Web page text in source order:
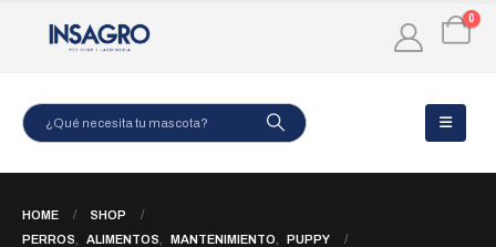
0
HOME
SHOP
PERROS
ALIMENTOS MANTENIMIENTO
PUPPY